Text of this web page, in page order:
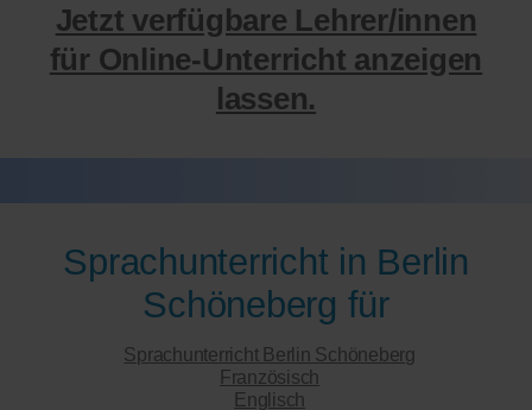
Jetzt verfügbare Lehrer/innen
für Online-Unterricht anzeigen
lassen.
Sprachunterricht in Berlin
Schöneberg für
Sprachunterricht Berlin Schöneberg
Französisch
Englisch